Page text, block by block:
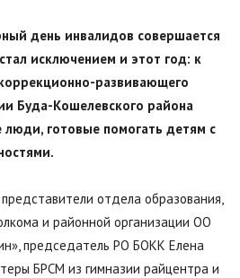
день инвалидов совершается
исключением и этот год: к
развивающего
Буда-Кошелевского района
готовые помогать детям с
отдела образования,
и районной организации ОО
председатель РО БОКК Елена
БРСМ из гимназии райцентра и